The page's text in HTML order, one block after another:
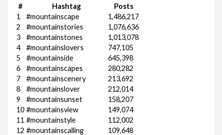
# Hashtag
Posts
1
#mountainscape
1,486,217
2
#mountainstories
1,076,636
3
#mountainstones
1,013,078
4
#mountainslovers
747,105
5
#mountainside
645,398
6
#mountainscapes
280,282
7
#mountainscenery
213,692
8
#mountainslover
212,014
9
#mountainsunset
158,207
10 #mountainsview
149,074
11 #mountainstyle
112,002
12 #mountainscalling
109,648